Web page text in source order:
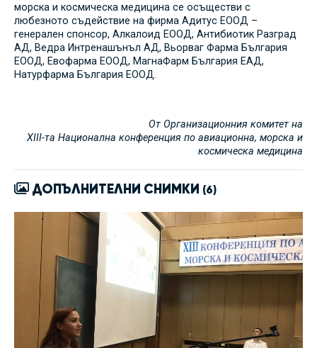
морска и космическа медицина се осъществи с
любезното съдействие на фирма Адитус ЕООД –
генерален спонсор, Алкалоид ЕООД, Антибиотик Разград
АД, Ведра Интренашънъл АД, Вьорваг Фарма България
ЕООД, Евофарма ЕООД, МагнаФарм България ЕАД,
Натурфарма България ЕООД.
От Организационния комитет на
XIII-та Национална конференция по авиационна, морска и
космическа медицина
ДОПЪЛНИТЕЛНИ СНИМКИ (6)